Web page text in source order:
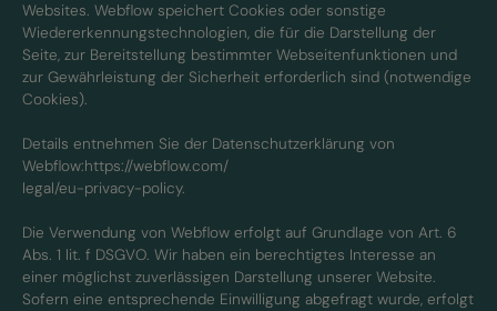
Websites. Webflow speichert Cookies oder sonstige
Wiedererkennungstechnologien, die für die Darstellung der
Seite, zur Bereitstellung bestimmter Webseitenfunktionen und
zur Gewährleistung der Sicherheit erforderlich sind (notwendige
Cookies).
Details entnehmen Sie der Datenschutzerklärung von
Webflow:https://webflow.com/
legal/eu-privacy-policy.
Die Verwendung von Webflow erfolgt auf Grundlage von Art. 6
Abs. 1 lit. f DSGVO. Wir haben ein berechtigtes Interesse an
einer möglichst zuverlässigen Darstellung unserer Website.
Sofern eine entsprechende Einwilligung abgefragt wurde, erfolgt